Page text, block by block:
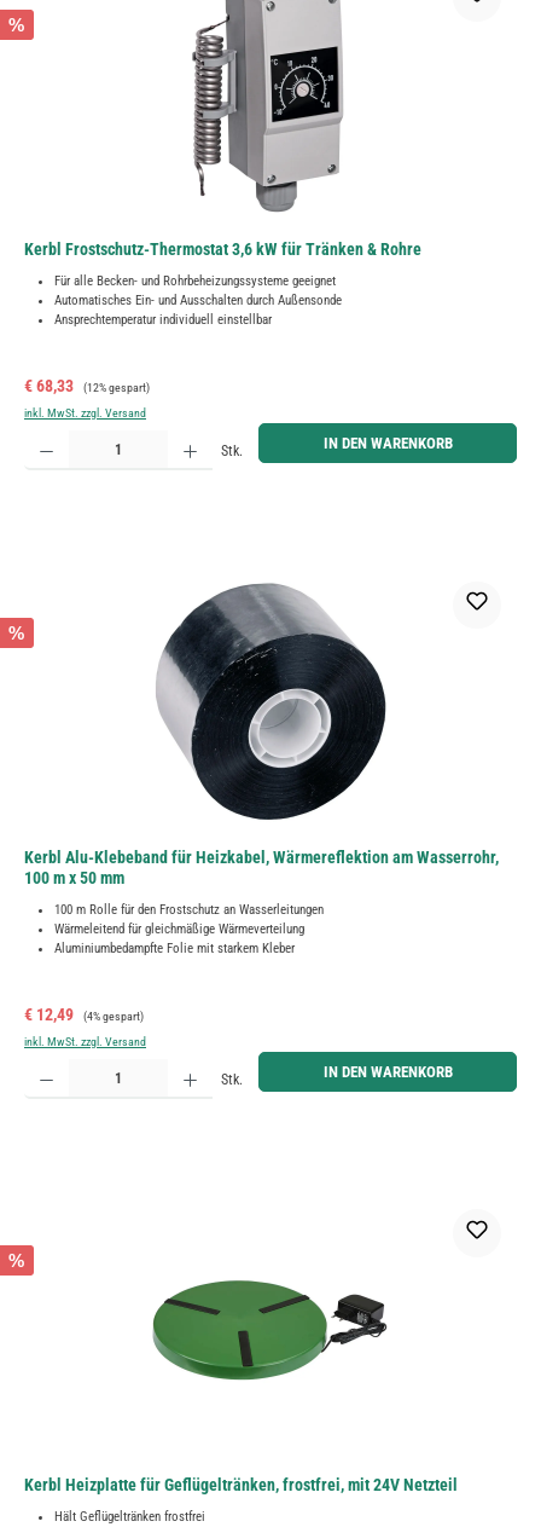
%
Kerbl Frostschutz-Thermostat 3,6 kW für Tränken & Rohre
Für alle Becken- und Rohrbeheizungssysteme geeignet
Automatisches Ein- und Ausschalten durch Außensonde
Ansprechtemperatur individuell einstellbar
Verkaufspreis:
€ 68,33 Regulärer Preis:
(12% gespart)
inkl. MwSt. zzgl. Versand
Produkt Anzahl: Gib den gewünschten Wert ein oder benutze die Schaltflächen um die Anzahl zu
Stk. IN DEN WARENKORB
%
Kerbl Alu-Klebeband für Heizkabel, Wärmereflektion am Wasserrohr,
100 m x 50 mm
100 m Rolle für den Frostschutz an Wasserleitungen
Wärmeleitend für gleichmäßige Wärmeverteilung
Aluminiumbedampfte Folie mit starkem Kleber
Verkaufspreis:
€ 12,49 Regulärer Preis:
(4% gespart)
inkl. MwSt. zzgl. Versand
Produkt Anzahl: Gib den gewünschten Wert ein oder benutze die Schaltflächen um die Anzahl zu
Stk. IN DEN WARENKORB
%
Kerbl Heizplatte für Geflügeltränken, frostfrei, mit 24V Netzteil
Hält Geflügeltränken frostfrei